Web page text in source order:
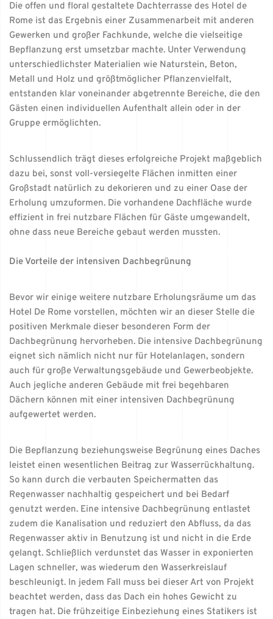
Die offen und floral gestaltete Dachterrasse des Hotel de
Rome ist das Ergebnis einer Zusammenarbeit mit anderen
Gewerken und großer Fachkunde, welche die vielseitige
Bepflanzung erst umsetzbar machte. Unter Verwendung
unterschiedlichster Materialien wie Naturstein, Beton,
Metall und Holz und größtmöglicher Pflanzenvielfalt,
entstanden klar voneinander abgetrennte Bereiche, die den
Gästen einen individuellen Aufenthalt allein oder in der
Gruppe ermöglichten.
Schlussendlich trägt dieses erfolgreiche Projekt maßgeblich
dazu bei, sonst voll-versiegelte Flächen inmitten einer
Großstadt natürlich zu dekorieren und zu einer Oase der
Erholung umzuformen. Die vorhandene Dachfläche wurde
effizient in frei nutzbare Flächen für Gäste umgewandelt,
ohne dass neue Bereiche gebaut werden mussten.
Die Vorteile der intensiven Dachbegrünung
Bevor wir einige weitere nutzbare Erholungsräume um das
Hotel De Rome vorstellen, möchten wir an dieser Stelle die
positiven Merkmale dieser besonderen Form der
Dachbegrünung hervorheben. Die intensive Dachbegrünung
eignet sich nämlich nicht nur für Hotelanlagen, sondern
auch für große Verwaltungsgebäude und Gewerbeobjekte.
Auch jegliche anderen Gebäude mit frei begehbaren
Dächern können mit einer intensiven Dachbegrünung
aufgewertet werden.
Die Bepflanzung beziehungsweise Begrünung eines Daches
leistet einen wesentlichen Beitrag zur Wasserrückhaltung.
So kann durch die verbauten Speichermatten das
Regenwasser nachhaltig gespeichert und bei Bedarf
genutzt werden. Eine intensive Dachbegrünung entlastet
zudem die Kanalisation und reduziert den Abfluss, da das
Regenwasser aktiv in Benutzung ist und nicht in die Erde
gelangt. Schließlich verdunstet das Wasser in exponierten
Lagen schneller, was wiederum den Wasserkreislauf
beschleunigt. In jedem Fall muss bei dieser Art von Projekt
beachtet werden, dass das Dach ein hohes Gewicht zu
tragen hat. Die frühzeitige Einbeziehung eines Statikers ist